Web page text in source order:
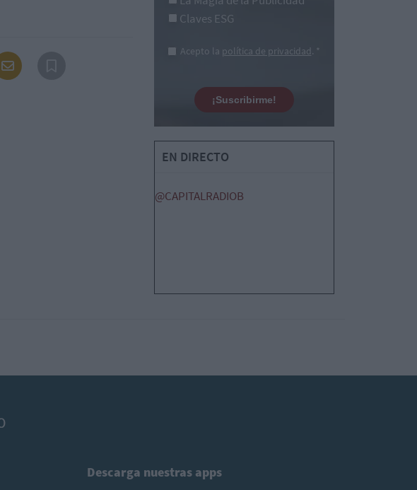
Claves ESG
Acepto la política de privacidad. *
¡Suscribirme!
EN DIRECTO
@CAPITALRADIOB
Descarga nuestras apps